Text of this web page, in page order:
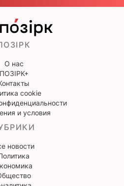
О нас
ПОЗІРК+
cookie
и условия
новости